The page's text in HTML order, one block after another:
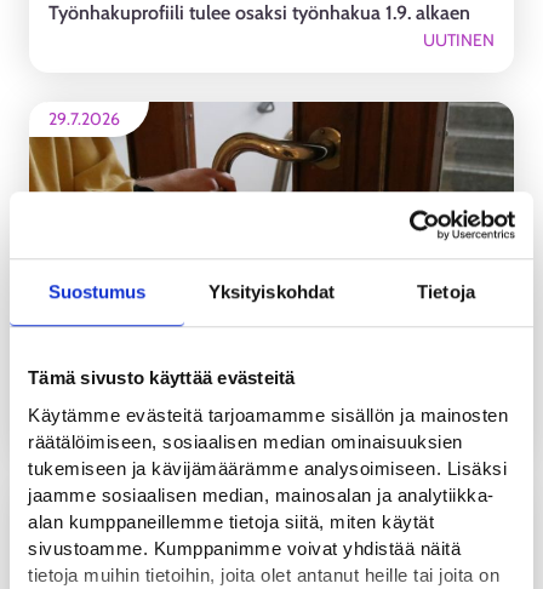
Suostumus Yksityiskohdat Tietoja
Tämä sivusto käyttää evästeitä
Käytämme evästeitä tarjoamamme sisällön ja mainosten
räätälöimiseen, sosiaalisen median ominaisuuksien
tukemiseen ja kävijämäärämme analysoimiseen. Lisäksi
jaamme sosiaalisen median, mainosalan ja analytiikka-
alan kumppaneillemme tietoja siitä, miten käytät
sivustoamme. Kumppanimme voivat yhdistää näitä
tietoja muihin tietoihin, joita olet antanut heille tai joita on
Työnhakuprofiili tulee osaksi työnhakua 1.9. alkaen
UUTINEN
29.7.2026
Päättyykö kesätyö eikä työ- tai opiskelupaikkaa ole
UUTINEN
27.7.2026